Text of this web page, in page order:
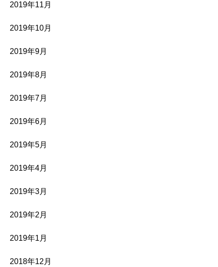
2019年11月
2019年10月
2019年9月
2019年8月
2019年7月
2019年6月
2019年5月
2019年4月
2019年3月
2019年2月
2019年1月
2018年12月